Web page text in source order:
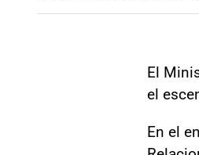
El
el
En el